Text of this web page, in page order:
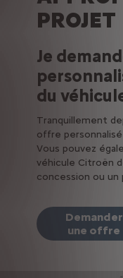
PROJET
Je
du
Tranquillement
offre
Vous pouvez
véhicule Citroën
concession ou
Demander
une offre